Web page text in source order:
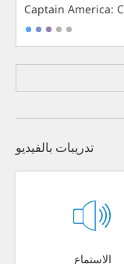
Captain America:
تدريبات بالفيديو
الاستماع